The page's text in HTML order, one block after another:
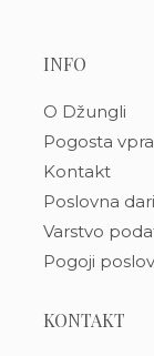
INFO
O Džungli
Pogosta
Kontakt
Poslovna
Varstvo
Pogoji
KONTAKT